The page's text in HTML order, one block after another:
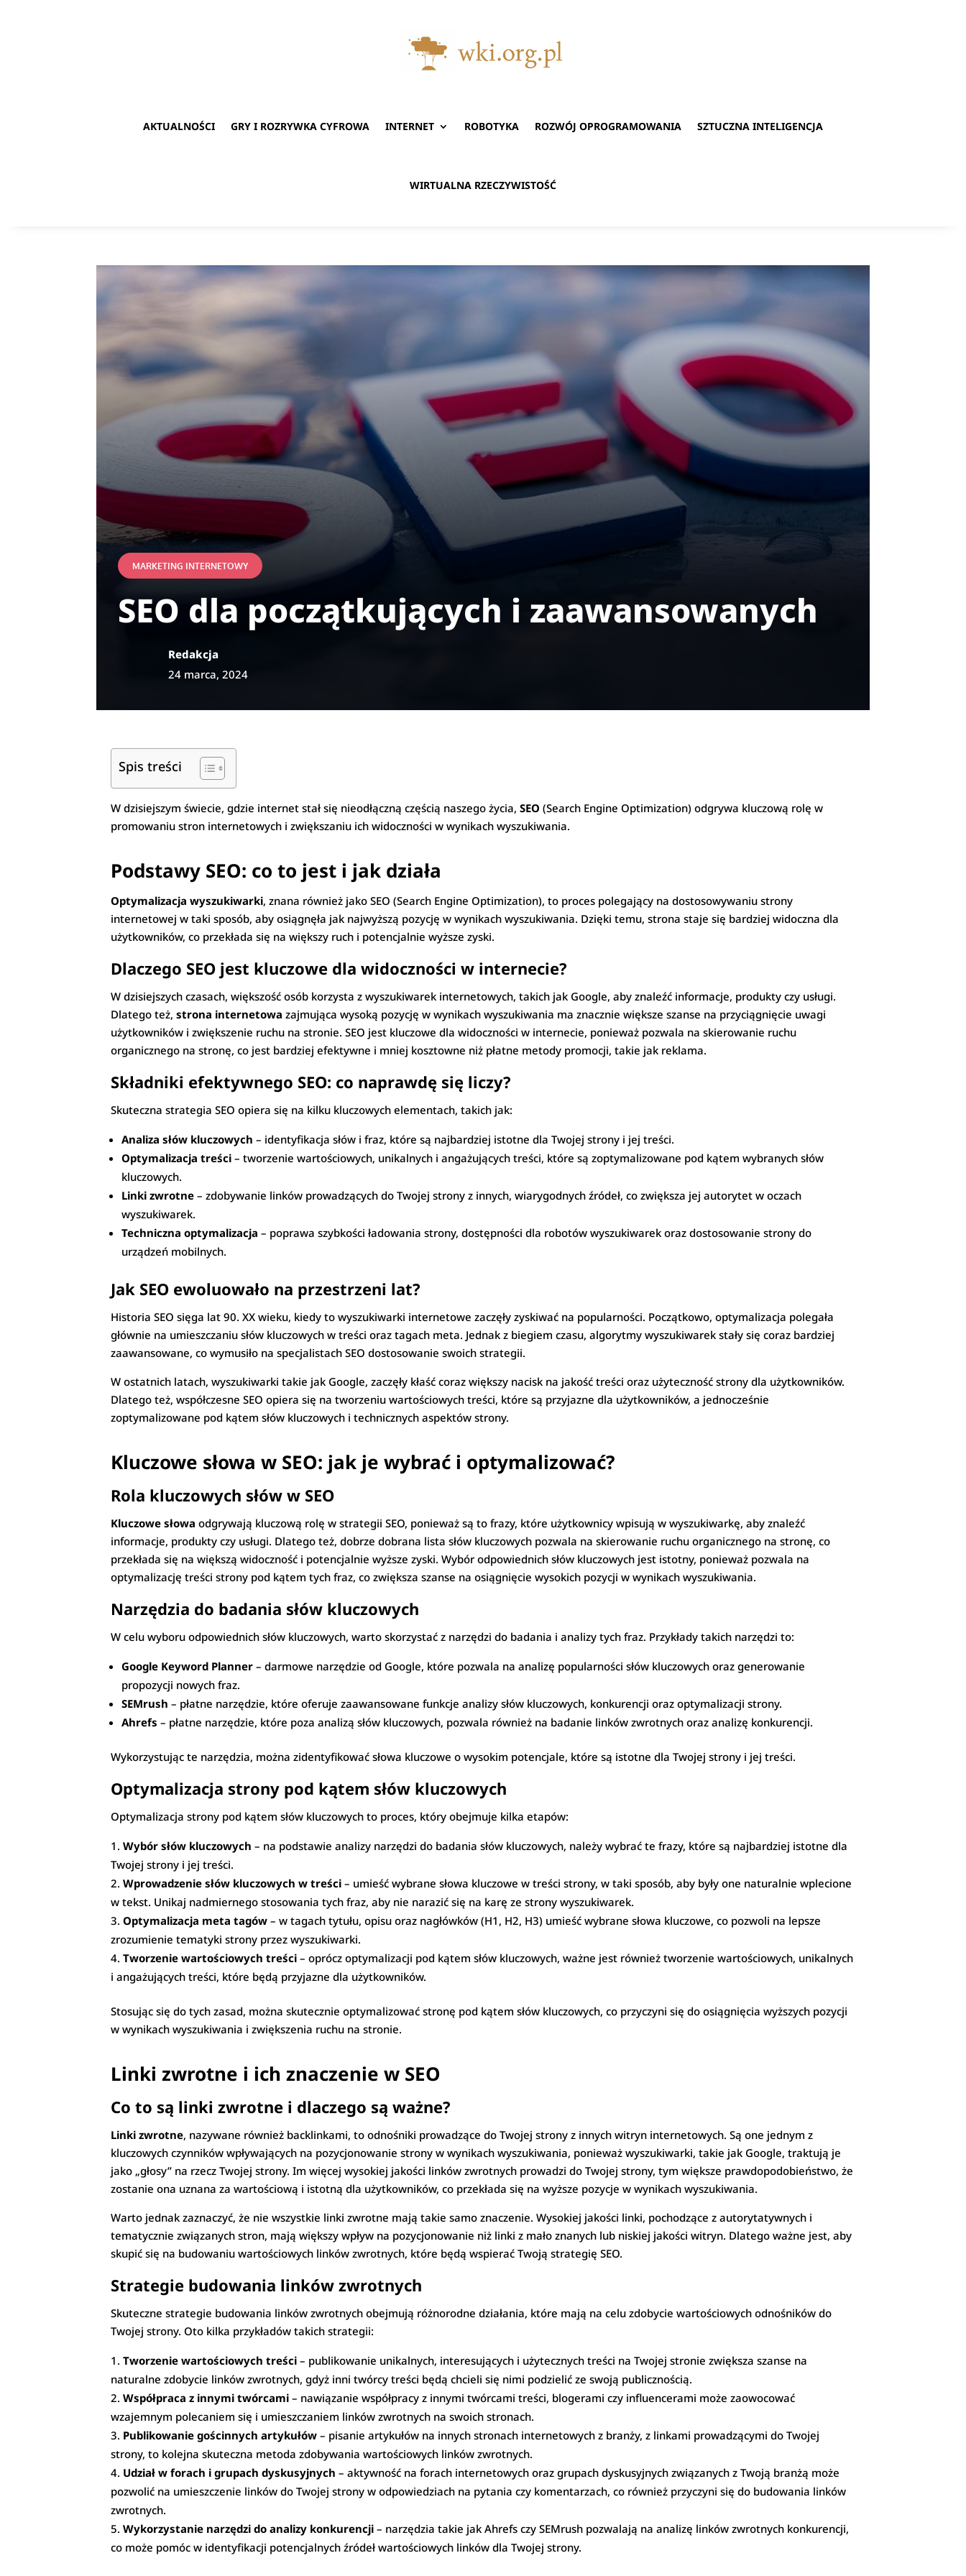
AKTUALNOŚCI GRY I ROZRYWKA CYFROWA INTERNET ROBOTYKA ROZWÓJ OPROGRAMOWANIA SZTUCZNA INTELIGENCJA
WIRTUALNA RZECZYWISTOŚĆ
MARKETING INTERNETOWY
SEO dla początkujących i zaawansowanych
Redakcja
24 marca, 2024
Spis treści
W dzisiejszym świecie, gdzie internet stał się nieodłączną częścią naszego życia,SEO (Search Engine Optimization) odgrywa kluczową rolę w
promowaniu stron internetowych i zwiększaniu ich widoczności w wynikach wyszukiwania.
Podstawy SEO: co to jest i jak działa
Optymalizacja wyszukiwarki, znana również jako SEO (Search Engine Optimization), to proces polegający na dostosowywaniu strony
internetowej w taki sposób, aby osiągnęła jak najwyższą pozycję w wynikach wyszukiwania. Dzięki temu, strona staje się bardziej widoczna dla
użytkowników, co przekłada się na większy ruch i potencjalnie wyższe zyski.
Dlaczego SEO jest kluczowe dla widoczności w internecie?
W dzisiejszych czasach, większość osób korzysta z wyszukiwarek internetowych, takich jak Google, aby znaleźć informacje, produkty czy usługi.
Dlatego też,strona internetowa zajmująca wysoką pozycję w wynikach wyszukiwania ma znacznie większe szanse na przyciągnięcie uwagi
użytkowników i zwiększenie ruchu na stronie. SEO jest kluczowe dla widoczności w internecie, ponieważ pozwala na skierowanie ruchu
organicznego na stronę, co jest bardziej efektywne i mniej kosztowne niż płatne metody promocji, takie jak reklama.
Składniki efektywnego SEO: co naprawdę się liczy?
Skuteczna strategia SEO opiera się na kilku kluczowych elementach, takich jak:
Analiza słów kluczowych – identyfikacja słów i fraz, które są najbardziej istotne dla Twojej strony i jej treści.
Optymalizacja treści – tworzenie wartościowych, unikalnych i angażujących treści, które są zoptymalizowane pod kątem wybranych słów
kluczowych.
Linki zwrotne – zdobywanie linków prowadzących do Twojej strony z innych, wiarygodnych źródeł, co zwiększa jej autorytet w oczach
wyszukiwarek.
Techniczna optymalizacja – poprawa szybkości ładowania strony, dostępności dla robotów wyszukiwarek oraz dostosowanie strony do
urządzeń mobilnych.
Jak SEO ewoluowało na przestrzeni lat?
Historia SEO sięga lat 90. XX wieku, kiedy to wyszukiwarki internetowe zaczęły zyskiwać na popularności. Początkowo, optymalizacja polegała
głównie na umieszczaniu słów kluczowych w treści oraz tagach meta. Jednak z biegiem czasu, algorytmy wyszukiwarek stały się coraz bardziej
zaawansowane, co wymusiło na specjalistach SEO dostosowanie swoich strategii.
W ostatnich latach, wyszukiwarki takie jak Google, zaczęły kłaść coraz większy nacisk na jakość treści oraz użyteczność strony dla użytkowników.
Dlatego też, współczesne SEO opiera się na tworzeniu wartościowych treści, które są przyjazne dla użytkowników, a jednocześnie
zoptymalizowane pod kątem słów kluczowych i technicznych aspektów strony.
Kluczowe słowa w SEO: jak je wybrać i optymalizować?
Rola kluczowych słów w SEO
Kluczowe słowa odgrywają kluczową rolę w strategii SEO, ponieważ są to frazy, które użytkownicy wpisują w wyszukiwarkę, aby znaleźć
informacje, produkty czy usługi. Dlatego też, dobrze dobrana lista słów kluczowych pozwala na skierowanie ruchu organicznego na stronę, co
przekłada się na większą widoczność i potencjalnie wyższe zyski. Wybór odpowiednich słów kluczowych jest istotny, ponieważ pozwala na
optymalizację treści strony pod kątem tych fraz, co zwiększa szanse na osiągnięcie wysokich pozycji w wynikach wyszukiwania.
Narzędzia do badania słów kluczowych
W celu wyboru odpowiednich słów kluczowych, warto skorzystać z narzędzi do badania i analizy tych fraz. Przykłady takich narzędzi to:
Google Keyword Planner – darmowe narzędzie od Google, które pozwala na analizę popularności słów kluczowych oraz generowanie
propozycji nowych fraz.
SEMrush – płatne narzędzie, które oferuje zaawansowane funkcje analizy słów kluczowych, konkurencji oraz optymalizacji strony.
Ahrefs – płatne narzędzie, które poza analizą słów kluczowych, pozwala również na badanie linków zwrotnych oraz analizę konkurencji.
Wykorzystując te narzędzia, można zidentyfikować słowa kluczowe o wysokim potencjale, które są istotne dla Twojej strony i jej treści.
Optymalizacja strony pod kątem słów kluczowych
Optymalizacja strony pod kątem słów kluczowych to proces, który obejmuje kilka etapów:
Wybór słów kluczowych – na podstawie analizy narzędzi do badania słów kluczowych, należy wybrać te frazy, które są najbardziej istotne dla
Twojej strony i jej treści.
Wprowadzenie słów kluczowych w treści – umieść wybrane słowa kluczowe w treści strony, w taki sposób, aby były one naturalnie wplecione
w tekst. Unikaj nadmiernego stosowania tych fraz, aby nie narazić się na karę ze strony wyszukiwarek.
Optymalizacja meta tagów – w tagach tytułu, opisu oraz nagłówków (H1, H2, H3) umieść wybrane słowa kluczowe, co pozwoli na lepsze
zrozumienie tematyki strony przez wyszukiwarki.
Tworzenie wartościowych treści – oprócz optymalizacji pod kątem słów kluczowych, ważne jest również tworzenie wartościowych, unikalnych
i angażujących treści, które będą przyjazne dla użytkowników.
Stosując się do tych zasad, można skutecznie optymalizować stronę pod kątem słów kluczowych, co przyczyni się do osiągnięcia wyższych pozycji
w wynikach wyszukiwania i zwiększenia ruchu na stronie.
Linki zwrotne i ich znaczenie w SEO
Co to są linki zwrotne i dlaczego są ważne?
Linki zwrotne, nazywane również backlinkami, to odnośniki prowadzące do Twojej strony z innych witryn internetowych. Są one jednym z
kluczowych czynników wpływających na pozycjonowanie strony w wynikach wyszukiwania, ponieważ wyszukiwarki, takie jak Google, traktują je
jako „głosy” na rzecz Twojej strony. Im więcej wysokiej jakości linków zwrotnych prowadzi do Twojej strony, tym większe prawdopodobieństwo, że
zostanie ona uznana za wartościową i istotną dla użytkowników, co przekłada się na wyższe pozycje w wynikach wyszukiwania.
Warto jednak zaznaczyć, że nie wszystkie linki zwrotne mają takie samo znaczenie. Wysokiej jakości linki, pochodzące z autorytatywnych i
tematycznie związanych stron, mają większy wpływ na pozycjonowanie niż linki z mało znanych lub niskiej jakości witryn. Dlatego ważne jest, aby
skupić się na budowaniu wartościowych linków zwrotnych, które będą wspierać Twoją strategię SEO.
Strategie budowania linków zwrotnych
Skuteczne strategie budowania linków zwrotnych obejmują różnorodne działania, które mają na celu zdobycie wartościowych odnośników do
Twojej strony. Oto kilka przykładów takich strategii:
Tworzenie wartościowych treści – publikowanie unikalnych, interesujących i użytecznych treści na Twojej stronie zwiększa szanse na
naturalne zdobycie linków zwrotnych, gdyż inni twórcy treści będą chcieli się nimi podzielić ze swoją publicznością.
Współpraca z innymi twórcami – nawiązanie współpracy z innymi twórcami treści, blogerami czy influencerami może zaowocować
wzajemnym polecaniem się i umieszczaniem linków zwrotnych na swoich stronach.
Publikowanie gościnnych artykułów – pisanie artykułów na innych stronach internetowych z branży, z linkami prowadzącymi do Twojej
strony, to kolejna skuteczna metoda zdobywania wartościowych linków zwrotnych.
Udział w forach i grupach dyskusyjnych – aktywność na forach internetowych oraz grupach dyskusyjnych związanych z Twoją branżą może
pozwolić na umieszczenie linków do Twojej strony w odpowiedziach na pytania czy komentarzach, co również przyczyni się do budowania linków
zwrotnych.
Wykorzystanie narzędzi do analizy konkurencji – narzędzia takie jak Ahrefs czy SEMrush pozwalają na analizę linków zwrotnych konkurencji,
co może pomóc w identyfikacji potencjalnych źródeł wartościowych linków dla Twojej strony.